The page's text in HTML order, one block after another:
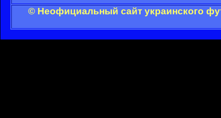
© Неофициальный сайт украинского